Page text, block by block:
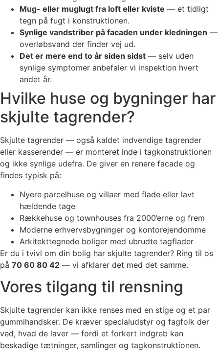
Mug- eller muglugt fra loft eller kviste — et tidligt
tegn på fugt i konstruktionen.
Synlige vandstriber på facaden under kledningen —
overløbsvand der finder vej ud.
Det er mere end to år siden sidst — selv uden
synlige symptomer anbefaler vi inspektion hvert
andet år.
Hvilke huse og bygninger har
skjulte tagrender?
Skjulte tagrender — også kaldet indvendige tagrender
eller kasserender — er monteret inde i tagkonstruktionen
og ikke synlige udefra. De giver en renere facade og
findes typisk på:
Nyere parcelhuse og villaer med flade eller lavt
hældende tage
Rækkehuse og townhouses fra 2000’erne og frem
Moderne erhvervsbygninger og kontorejendomme
Arkitekttegnede boliger med ubrudte tagflader
Er du i tvivl om din bolig har skjulte tagrender? Ring til os
på 70 60 80 42 — vi afklarer det med det samme.
Vores tilgang til rensning
Skjulte tagrender kan ikke renses med en stige og et par
gummihandsker. De kræver specialudstyr og fagfolk der
ved, hvad de laver — fordi et forkert indgreb kan
beskadige tætninger, samlinger og tagkonstruktionen.